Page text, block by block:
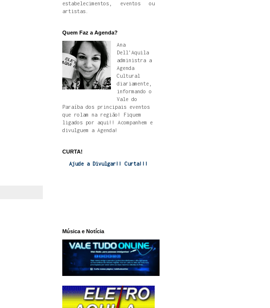
estabelecimentos, eventos ou
artistas.
Quem Faz a Agenda?
Ana
Dell'Aquila
administra a
Agenda
Cultural
diariamente,
informando o
Vale do
Paraíba dos principais eventos
que rolam na região! Fiquem
ligados por aqui!! Acompanhem e
divulguem a Agenda!
CURTA!
Ajude a Divulgar!! Curta!!!
Música e Notícia